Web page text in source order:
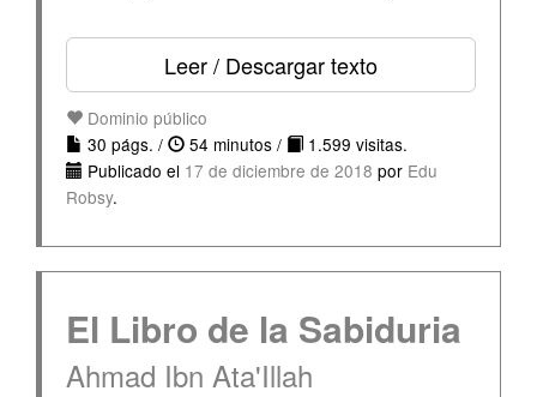
Leer / Descargar texto
Dominio público
30 págs. /
54 minutos /
1.599 visitas.
Publicado el 17 de diciembre de 2018 por Edu
Robsy.
El Libro de la Sabiduria
Ahmad Ibn Ata'Illah